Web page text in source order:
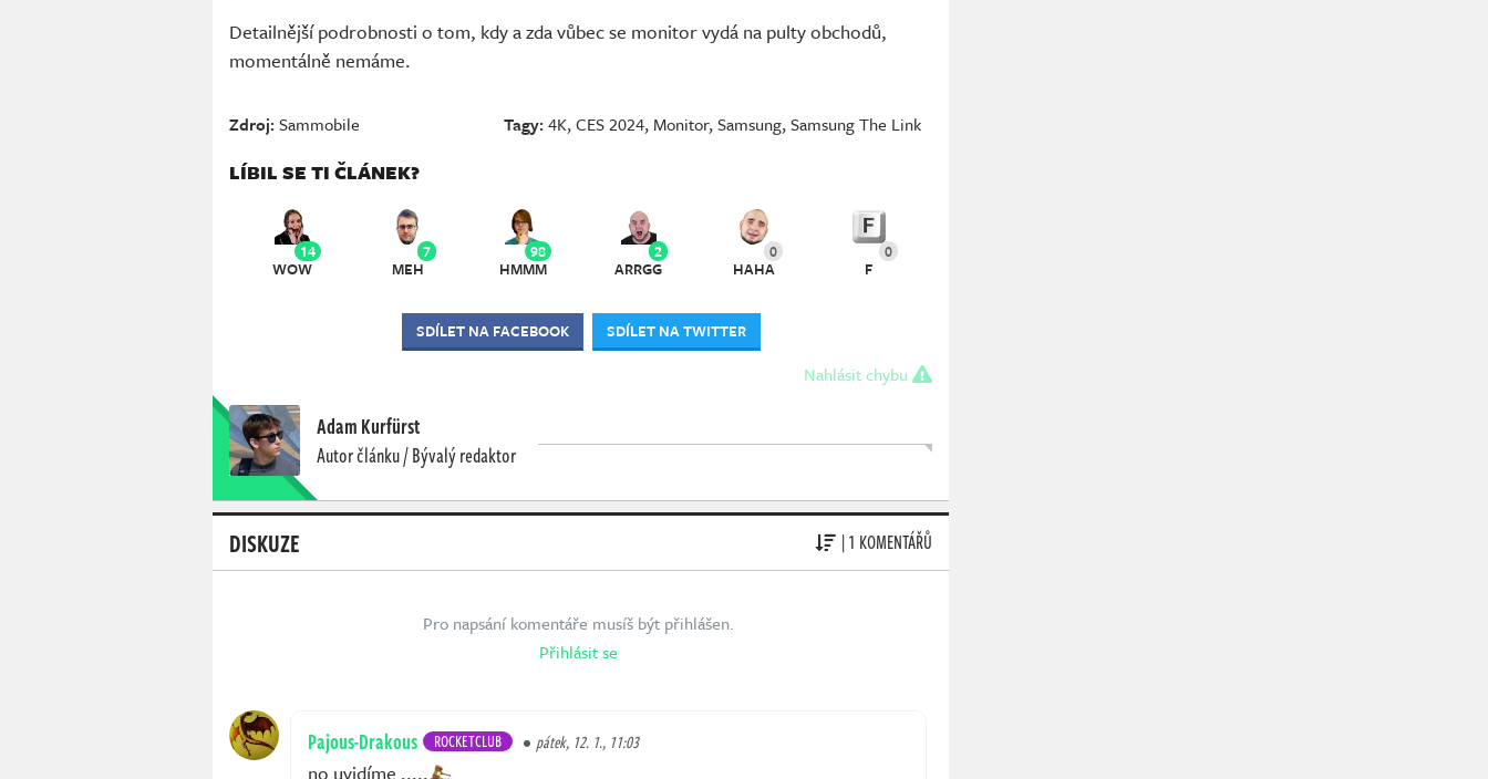
Detailnější podrobnosti o tom, kdy a zda vůbec se monitor vydá na pulty obchodů,
momentálně nemáme.
Zdroj:Sammobile Tagy:4K,CES 2024, Monitor,Samsung,Samsung The Link
LÍBIL SE TI ČLÁNEK?
14
WOW
7
MEH
98
HMMM
2
ARRGG
0
HAHA
0
F
SDÍLET NA FACEBOOK SDÍLET NA TWITTER
Nahlásit chybu
Adam Kurfürst
Autor článku / Bývalý redaktor
DISKUZE | 1 KOMENTÁŘŮ
Pro napsání komentáře musíš být přihlášen.
Přihlásit se
Pajous-Drakous ROCKETCLUB pátek, 12. 1., 11:03
no uvidíme .....